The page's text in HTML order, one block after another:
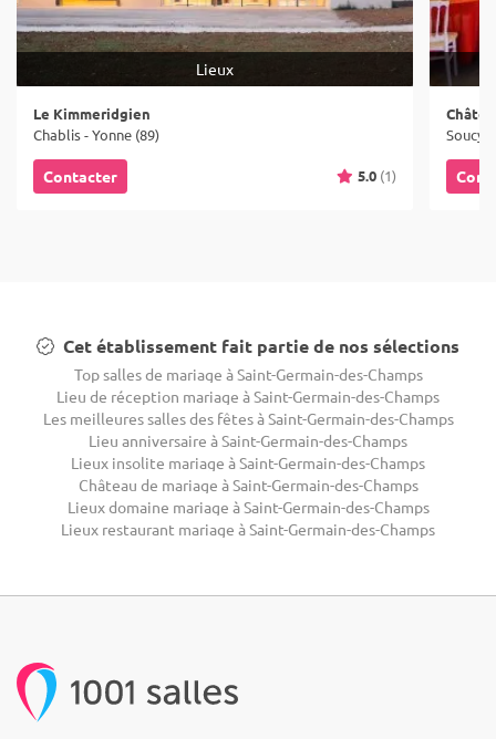
Lieux
Le Kimmeridgien
Chablis - Yonne (89)
Contacter 5.0 (1)
Soucy -
Cet établissement fait partie de nos sélections
Top salles de mariage à Saint-Germain-des-Champs
Lieu de réception mariage à Saint-Germain-des-Champs
Les meilleures salles des fêtes à Saint-Germain-des-Champs
Lieu anniversaire à Saint-Germain-des-Champs
Lieux insolite mariage à Saint-Germain-des-Champs
Château de mariage à Saint-Germain-des-Champs
Lieux domaine mariage à Saint-Germain-des-Champs
Lieux restaurant mariage à Saint-Germain-des-Champs